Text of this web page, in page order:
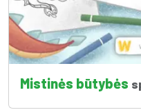
Mistinės būtybės